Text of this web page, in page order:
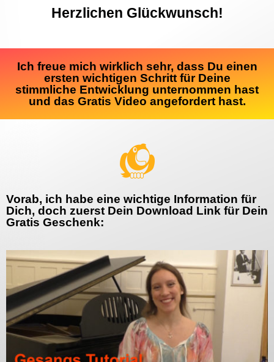
Herzlichen Glückwunsch!
Ich freue mich wirklich sehr, dass Du einen
ersten wichtigen Schritt für Deine
stimmliche Entwicklung unternommen hast
und das Gratis Video angefordert hast.
Vorab, ich habe eine wichtige Information für
Dich, doch zuerst Dein Download Link für Dein
Gratis Geschenk: